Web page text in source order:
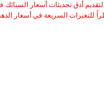
أدق تحديثات أسعار
للتغيرات السريعة في أسعار